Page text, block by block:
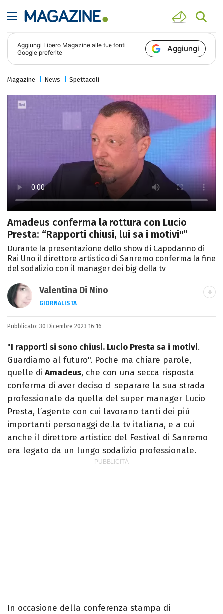
Aggiungi Libero Magazine alle tue fonti
Google preferite
Aggiungi
Magazine News Spettacoli
Amadeus conferma la rottura con Lucio
Presta: “Rapporti chiusi, lui sa i motivi"”
Durante la presentazione dello show di Capodanno di
Rai Uno il direttore artistico di Sanremo conferma la fine
del sodalizio con il manager dei big della tv
Valentina Di Nino
GIORNALISTA
LINKEDIN
INSTAGRAM FACEBOOK SITO
Romana, laurea in Scienze Politiche,
giornalista per caso. Ho scritto per
quotidiani, settimanali, siti e agenzie,
prevalentemente di cronaca e spettacoli.
Pubblicato: 30 Dicembre 2023 16:16
"I rapporti si sono chiusi. Lucio Presta sa i motivi.
Guardiamo al futuro". Poche ma chiare parole,
quelle di Amadeus, che con una secca risposta
conferma di aver deciso di separare la sua strada
professionale da quella del super manager Lucio
Presta, l’agente con cui lavorano tanti dei più
importanti personaggi della tv italiana, e a cui
anche il direttore artistico del Festival di Sanremo
era legato da un lungo sodalizio professionale.
In occasione della conferenza stampa di